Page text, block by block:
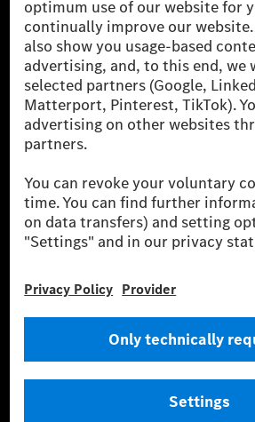
The Mercedes-Benz Group AG
one of the world's most successful
companies. With Mercedes-Benz AG,
the leading global suppliers of
cars and vans. Mercedes-Benz
financing, leasing, car subscription
fleet management, digital services
payment, insurance brokerage, as
mobility services.
Learn more
Technical Support Hotline Contact
Do not sell or share my personal